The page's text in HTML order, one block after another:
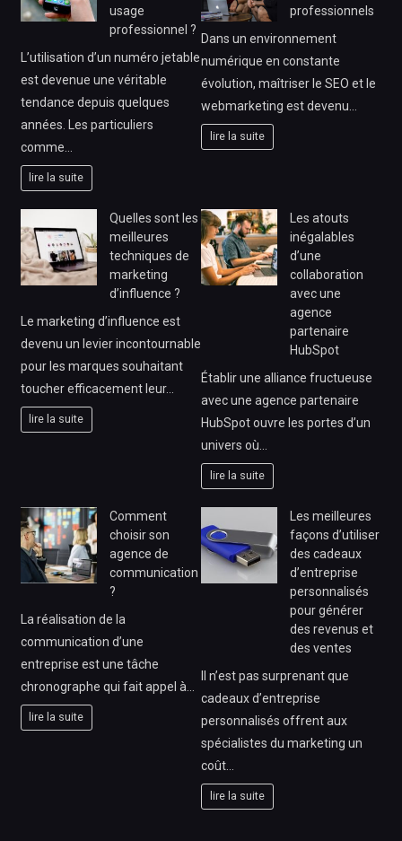
usage
professionnel ?
L’utilisation d’un numéro jetable
est devenue une véritable
tendance depuis quelques
années. Les particuliers
comme…
lire la suite
professionnels
Dans un environnement
numérique en constante
évolution, maîtriser le SEO et le
webmarketing est devenu…
lire la suite
Quelles sont les
meilleures
techniques de
marketing
d’influence ?
Le marketing d’influence est
devenu un levier incontournable
pour les marques souhaitant
toucher efficacement leur…
lire la suite
Les atouts
inégalables
d’une
collaboration
avec une
agence
partenaire
HubSpot
Établir une alliance fructueuse
avec une agence partenaire
HubSpot ouvre les portes d’un
univers où…
lire la suite
Comment
choisir son
agence de
communication
?
La réalisation de la
communication d’une
entreprise est une tâche
chronographe qui fait appel à…
lire la suite
Les meilleures
façons d’utiliser
des cadeaux
d’entreprise
personnalisés
pour générer
des revenus et
des ventes
Il n’est pas surprenant que
cadeaux d’entreprise
personnalisés offrent aux
spécialistes du marketing un
coût…
lire la suite